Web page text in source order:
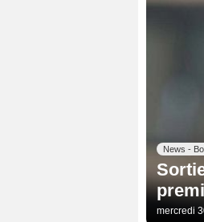
News -
mercredi